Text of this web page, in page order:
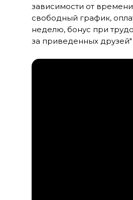
зависимости от
свободный график,
неделю, бонус при
за приведенных друзей"